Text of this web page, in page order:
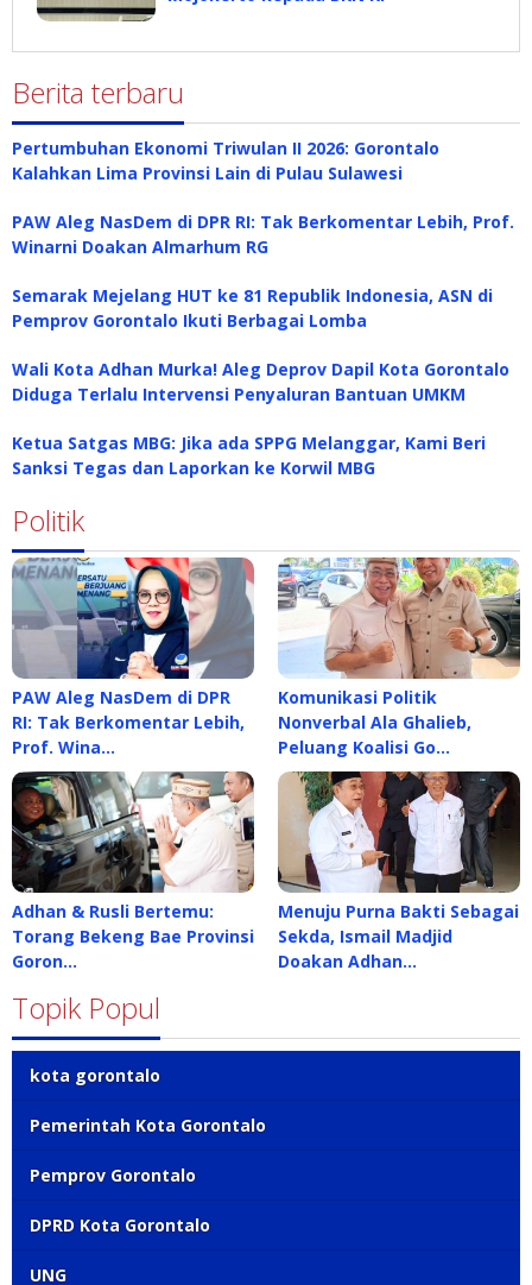
Berita terbaru
Pertumbuhan Ekonomi Triwulan II 2026: Gorontalo
Kalahkan Lima Provinsi Lain di Pulau Sulawesi
PAW Aleg NasDem di DPR RI: Tak Berkomentar Lebih, Prof.
Winarni Doakan Almarhum RG
Semarak Mejelang HUT ke 81 Republik Indonesia, ASN di
Pemprov Gorontalo Ikuti Berbagai Lomba
Wali Kota Adhan Murka! Aleg Deprov Dapil Kota Gorontalo
Diduga Terlalu Intervensi Penyaluran Bantuan UMKM
Ketua Satgas MBG: Jika ada SPPG Melanggar, Kami Beri
Sanksi Tegas dan Laporkan ke Korwil MBG
Politik
PAW Aleg NasDem di DPR
RI: Tak Berkomentar Lebih,
Prof. Wina…
Komunikasi Politik
Nonverbal Ala Ghalieb,
Peluang Koalisi Go…
Adhan & Rusli Bertemu:
Torang Bekeng Bae Provinsi
Goron…
Menuju Purna Bakti Sebagai
Sekda, Ismail Madjid
Doakan Adhan…
Topik Popul
kota gorontalo
Pemerintah Kota Gorontalo
Pemprov Gorontalo
DPRD Kota Gorontalo
UNG